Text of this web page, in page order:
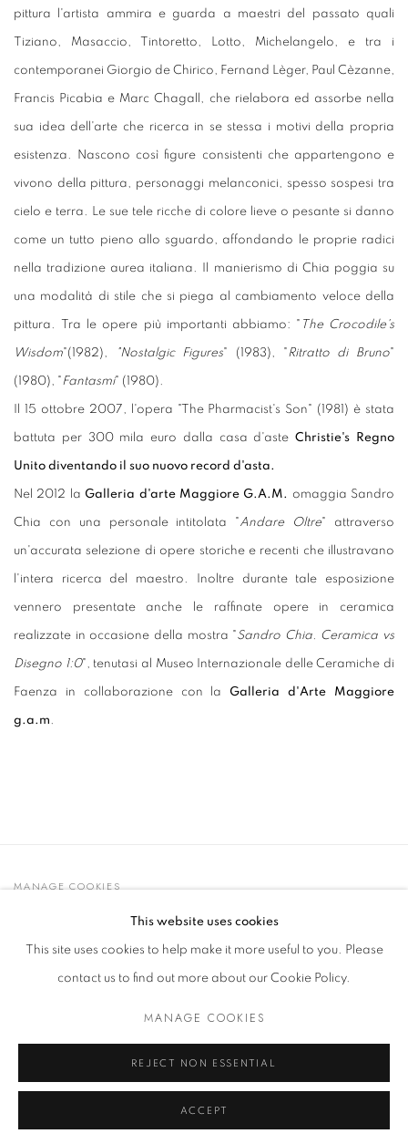
pittura l'artista ammira e guarda a maestri del passato quali
Tiziano, Masaccio, Tintoretto, Lotto, Michelangelo, e tra i
contemporanei Giorgio de Chirico, Fernand Lèger, Paul Cèzanne,
Francis Picabia e Marc Chagall, che rielabora ed assorbe nella
sua idea dell'arte che ricerca in se stessa i motivi della propria
esistenza. Nascono così figure consistenti che appartengono e
vivono della pittura, personaggi melanconici, spesso sospesi tra
cielo e terra. Le sue tele ricche di colore lieve o pesante si danno
come un tutto pieno allo sguardo, affondando le proprie radici
nella tradizione aurea italiana. Il manierismo di Chia poggia su
una modalità di stile che si piega al cambiamento veloce della
pittura. Tra le opere più importanti abbiamo: " The Crocodile's
Wisdom"(1982), "Nostalgic Figures" (1983), "Ritratto di Bruno"
(1980), "Fantasmi" (1980).
Il 15 ottobre 2007, l'opera "The Pharmacist's Son" (1981) è stata
battuta per 300 mila euro dalla casa d'asteChristie's Regno
Unito diventando il suo nuovo record d'asta.
Nel 2012 la Galleria d'arte Maggiore G.A.M. omaggia Sandro
Chia con una personale intitolata "Andare Oltre" attraverso
un'accurata selezione di opere storiche e recenti che illustravano
l'intera ricerca del maestro. Inoltre durante tale esposizione
vennero presentate anche le raffinate opere in ceramica
realizzate in occasione della mostra "Sandro Chia. Ceramica vs
Disegno 1:0", tenutasi al Museo Internazionale delle Ceramiche di
Faenza in collaborazione con la Galleria d'Arte Maggiore
g.a.m.
MANAGE COOKIES
© 2021 GALLERIA D'ARTE MAGGIORE G.A.M.
SITO CREATO DA ARTLOGIC
t. +39 051 235843 | info@maggioregam.com
This website uses cookies
This site uses cookies to help make it more useful to you. Please
contact us to find out more about our Cookie Policy.
MANAGE COOKIES
REJECT NON ESSENTIAL
ACCEPT